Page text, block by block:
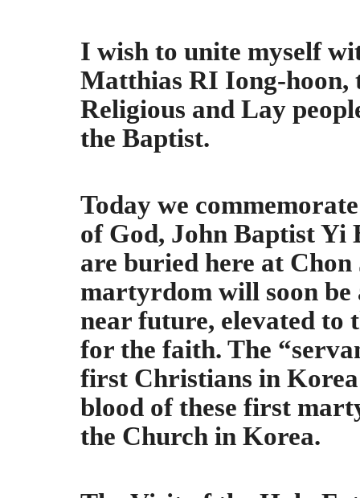
I wish to unite myself
Matthias RI Iong-hoon,
Religious and Lay
the Baptist.
Today we
of God, John Baptist Yi
are buried here at
martyrdom will soon
near future, elevated to
for the faith. The
first Christians in
blood of these first
the Church in Korea.